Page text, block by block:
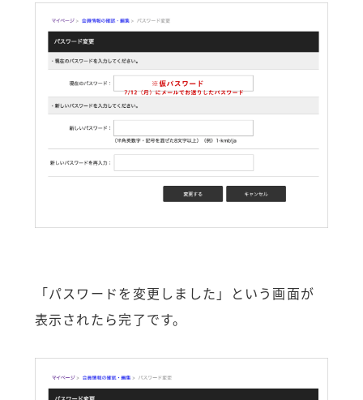
「パスワードを変更しました」という画面が
表示されたら完了です。